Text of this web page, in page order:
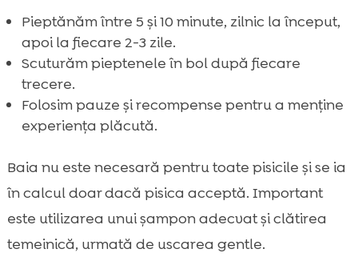
Pieptănăm între 5 și 10 minute, zilnic la început,
apoi la fiecare 2-3 zile.
Scuturăm pieptenele în bol după fiecare
trecere.
Folosim pauze și recompense pentru a menține
experiența plăcută.
Baia nu este necesară pentru toate pisicile și se ia
în calcul doar dacă pisica acceptă. Important
este utilizarea unui șampon adecvat și clătirea
temeinică, urmată de uscarea gentle.